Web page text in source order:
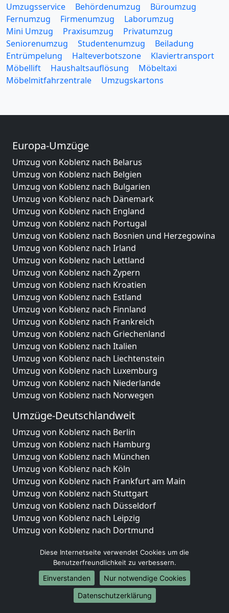
Umzugsservice Behördenumzug
Büroumzug
Fernumzug
Firmenumzug
Laborumzug
Mini Umzug
Praxisumzug
Privatumzug
Seniorenumzug
Studentenumzug
Beiladung
Entrümpelung
Halteverbotszone
Klaviertransport
Möbellift
Haushaltsauflösung
Möbeltaxi
Möbelmitfahrzentrale
Umzugskartons
Europa-Umzüge
Umzug von Koblenz nach Belarus
Umzug von Koblenz nach Belgien
Umzug von Koblenz nach Bulgarien
Umzug von Koblenz nach Dänemark
Umzug von Koblenz nach England
Umzug von Koblenz nach Portugal
Umzug von Koblenz nach Bosnien und Herzegowina
Umzug von Koblenz nach Irland
Umzug von Koblenz nach Lettland
Umzug von Koblenz nach Zypern
Umzug von Koblenz nach Kroatien
Umzug von Koblenz nach Estland
Umzug von Koblenz nach Finnland
Umzug von Koblenz nach Frankreich
Umzug von Koblenz nach Griechenland
Umzug von Koblenz nach Italien
Umzug von Koblenz nach Liechtenstein
Umzug von Koblenz nach Luxemburg
Umzug von Koblenz nach Niederlande
Umzug von Koblenz nach Norwegen
Umzüge-Deutschlandweit
Umzug von Koblenz nach Berlin
Umzug von Koblenz nach Hamburg
Umzug von Koblenz nach München
Umzug von Koblenz nach Köln
Umzug von Koblenz nach Frankfurt am Main
Umzug von Koblenz nach Stuttgart
Umzug von Koblenz nach Düsseldorf
Umzug von Koblenz nach Leipzig
Umzug von Koblenz nach Dortmund
Umzug von Koblenz nach Bremen
Umzug von Koblenz nach Dresden
Umzug von Koblenz nach Hannover
Umzug von Koblenz nach Nürnberg
Umzug von Koblenz nach Duisburg
Diese Internetseite verwendet Cookies um die
Benutzerfreundlichkeit zu verbessern.
Einverstanden
Nur notwendige Cookies
Datenschutzerklärung